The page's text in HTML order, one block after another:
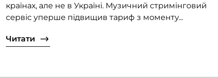
країнах, але не в Україні. Музичний стримінговий
сервіс уперше підвищив тариф з моменту...
Читати